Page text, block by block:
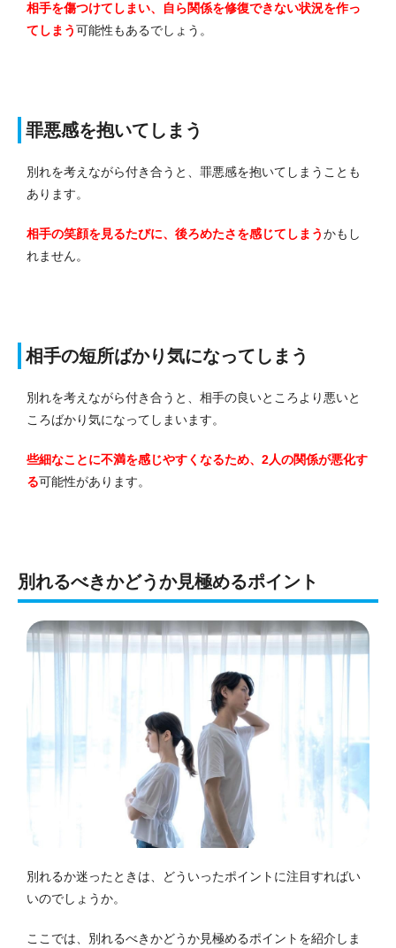
相手を傷つけてしまい、自ら関係を修復できない状況を作っ
てしまう可能性もあるでしょう。
罪悪感を抱いてしまう
別れを考えながら付き合うと、罪悪感を抱いてしまうことも
あります。
相手の笑顔を見るたびに、後ろめたさを感じてしまうかもし
れません。
相手の短所ばかり気になってしまう
別れを考えながら付き合うと、相手の良いところより悪いと
ころばかり気になってしまいます。
些細なことに不満を感じやすくなるため、2人の関係が悪化す
る可能性があります。
別れるべきかどうか見極めるポイント
別れるか迷ったときは、どういったポイントに注目すればい
いのでしょうか。
ここでは、別れるべきかどうか見極めるポイントを紹介しま